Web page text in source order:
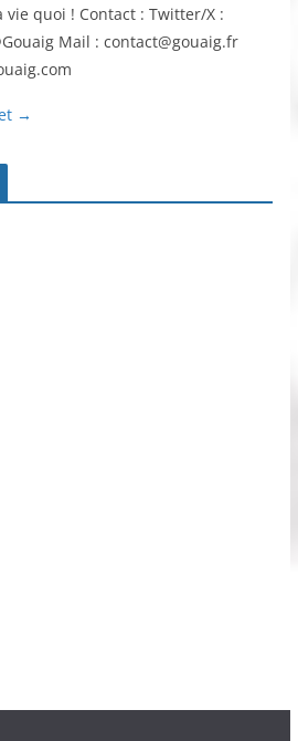
vie quoi ! Contact : Twitter/X :
Mail : contact@gouaig.fr
→